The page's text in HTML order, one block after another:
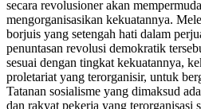
secara revolusioner akan
mengorganisasikan kekuatannya.
borjuis yang setengah hati dalam
penuntasan revolusi demokratik
sesuai dengan tingkat kekuatannya,
proletariat yang terorganisir, untuk
Tatanan sosialisme yang dimaksud
dan rakyat pekerja yang terorganisasi